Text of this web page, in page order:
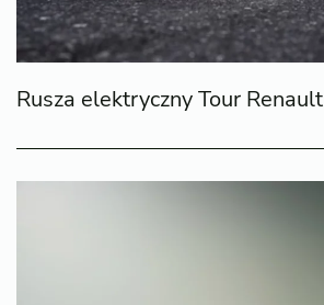
Rusza elektryczny Tour Renault